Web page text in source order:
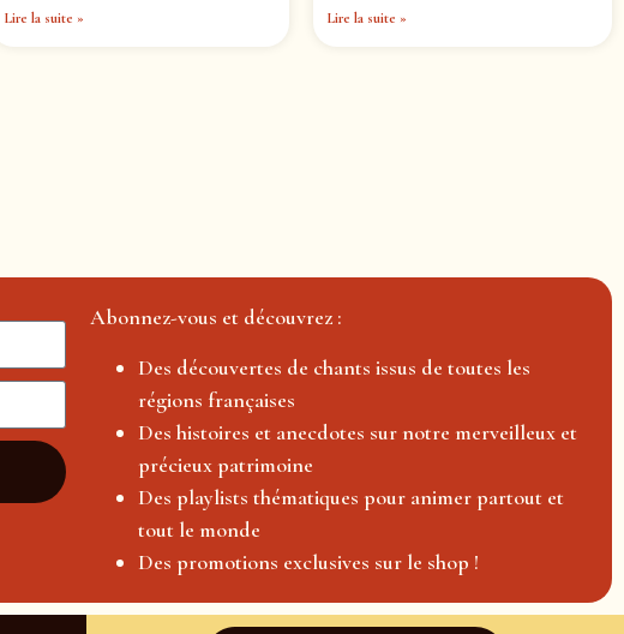
Lire la suite » Lire la suite »
Abonnez-vous et découvrez :
Des découvertes de chants issus de toutes les
régions françaises
Des histoires et anecdotes sur notre merveilleux et
précieux patrimoine
Des playlists thématiques pour animer partout et
tout le monde
Des promotions exclusives sur le shop !